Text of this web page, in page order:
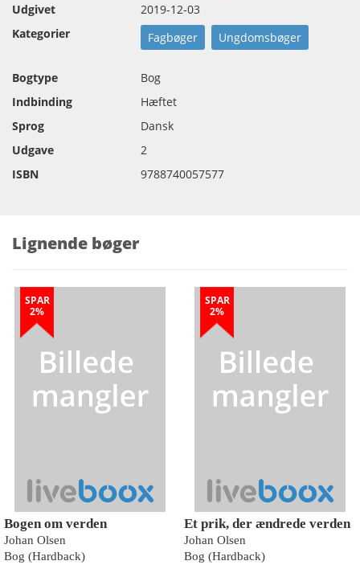
Udgivet
2019-12-03
Kategorier
Fagbøger Ungdomsbøger
Bogtype
Bog
Indbinding
Hæftet
Sprog
Dansk
Udgave
2
ISBN
9788740057577
Lignende bøger
SPAR
2%
Bogen om verden
Johan Olsen
Bog (Hardback)
SPAR
2%
Et prik, der ændrede verden
Johan Olsen
Bog (Hardback)